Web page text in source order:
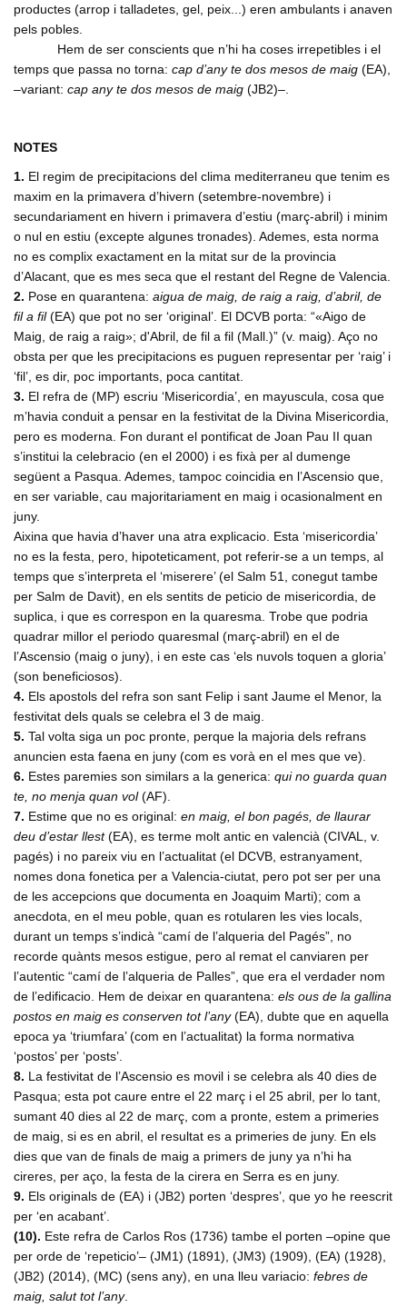
productes (arrop i talladetes, gel, peix...) eren ambulants i anaven
pels pobles.
Hem de ser conscients que n’hi ha coses irrepetibles i el
temps que passa no torna: cap d’any te dos mesos de maig (EA),
–variant: cap any te dos mesos de maig (JB2)–.
NOTES
1. El regim de precipitacions del clima mediterraneu que tenim es
maxim en la primavera d’hivern (setembre-novembre) i
secundariament en hivern i primavera d’estiu (març-abril) i minim
o nul en estiu (excepte algunes tronades). Ademes, esta norma
no es complix exactament en la mitat sur de la provincia
d’Alacant, que es mes seca que el restant del Regne de Valencia.
2. Pose en quarantena: aigua de maig, de raig a raig, d’abril, de
fil a fil(EA) que pot no ser ‘original’. El DCVB porta: “«Aigo de
Maig, de raig a raig»; d'Abril, de fil a fil (Mall.)” (v. maig). Aço no
obsta per que les precipitacions es puguen representar per ‘raig’ i
‘fil’, es dir, poc importants, poca cantitat.
3. El refra de (MP) escriu ‘Misericordia’, en mayuscula, cosa que
m’havia conduit a pensar en la festivitat de la Divina Misericordia,
pero es moderna. Fon durant el pontificat de Joan Pau II quan
s’institui la celebracio (en el 2000) i es fixà per al dumenge
següent a Pasqua. Ademes, tampoc coincidia en l’Ascensio que,
en ser variable, cau majoritariament en maig i ocasionalment en
juny.
Aixina que havia d’haver una atra explicacio. Esta ‘misericordia’
no es la festa, pero, hipoteticament, pot referir-se a un temps, al
temps que s’interpreta el ‘miserere’ (el Salm 51, conegut tambe
per Salm de Davit), en els sentits de peticio de misericordia, de
suplica, i que es correspon en la quaresma. Trobe que podria
quadrar millor el periodo quaresmal (març-abril) en el de
l’Ascensio (maig o juny), i en este cas ‘els nuvols toquen a gloria’
(son beneficiosos).
4. Els apostols del refra son sant Felip i sant Jaume el Menor, la
festivitat dels quals se celebra el 3 de maig.
5. Tal volta siga un poc pronte, perque la majoria dels refrans
anuncien esta faena en juny (com es vorà en el mes que ve).
6. Estes paremies son similars a la generica: qui no guarda quan
te, no menja quan vol(AF).
7. Estime que no es original: en maig, el bon pagés, de llaurar
deu d’estar llest(EA), es terme molt antic en valencià (CIVAL, v.
pagés) i no pareix viu en l’actualitat (el DCVB, estranyament,
nomes dona fonetica per a Valencia-ciutat, pero pot ser per una
de les accepcions que documenta en Joaquim Marti); com a
anecdota, en el meu poble, quan es rotularen les vies locals,
durant un temps s’indicà “camí de l’alqueria del Pagés”, no
recorde quànts mesos estigue, pero al remat el canviaren per
l’autentic “camí de l’alqueria de Palles”, que era el verdader nom
de l’edificacio. Hem de deixar en quarantena: els ous de la gallina
postos en maig es conserven tot l’any(EA), dubte que en aquella
epoca ya ‘triumfara’ (com en l’actualitat) la forma normativa
‘postos’ per ‘posts’.
8. La festivitat de l’Ascensio es movil i se celebra als 40 dies de
Pasqua; esta pot caure entre el 22 març i el 25 abril, per lo tant,
sumant 40 dies al 22 de març, com a pronte, estem a primeries
de maig, si es en abril, el resultat es a primeries de juny. En els
dies que van de finals de maig a primers de juny ya n’hi ha
cireres, per aço, la festa de la cirera en Serra es en juny.
9. Els originals de (EA) i (JB2) porten ‘despres’, que yo he reescrit
per ‘en acabant’.
(10). Este refra de Carlos Ros (1736) tambe el porten –opine que
per orde de ‘repeticio’– (JM1) (1891), (JM3) (1909), (EA) (1928),
(JB2) (2014), (MC) (sens any), en una lleu variacio: febres de
maig, salut tot l’any.